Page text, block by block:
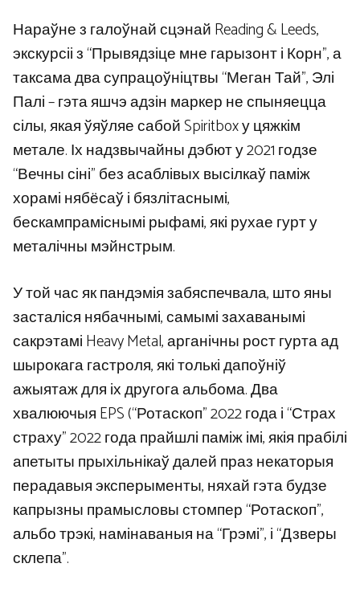
Нараўне з галоўнай сцэнай Reading & Leeds,
экскурсіі з “Прывядзіце мне гарызонт і Корн”, а
таксама два супрацоўніцтвы “Меган Тай”, Элі
Палі – гэта яшчэ адзін маркер не спыняецца
сілы, якая ўяўляе сабой Spiritbox у цяжкім
метале. Іх надзвычайны дэбют у 2021 годзе
“Вечны сіні” без асаблівых высілкаў паміж
хорамі нябёсаў і бязлітаснымі,
бескампраміснымі рыфамі, які рухае гурт у
металічны мэйнстрым.
У той час як пандэмія забяспечвала, што яны
засталіся нябачнымі, самымі захаванымі
сакрэтамі Heavy Metal, арганічны рост гурта ад
шырокага гастроля, які толькі дапоўніў
ажыятаж для іх другога альбома. Два
хвалюючыя EPS (“Ротаскоп” 2022 года і “Страх
страху” 2022 года прайшлі паміж імі, якія прабілі
апетыты прыхільнікаў далей праз некаторыя
перадавыя эксперыменты, няхай гэта будзе
капрызны прамысловы стомпер “Ротаскоп”,
альбо трэкі, намінаваныя на “Грэмі”, і “Дзверы
склепа”.